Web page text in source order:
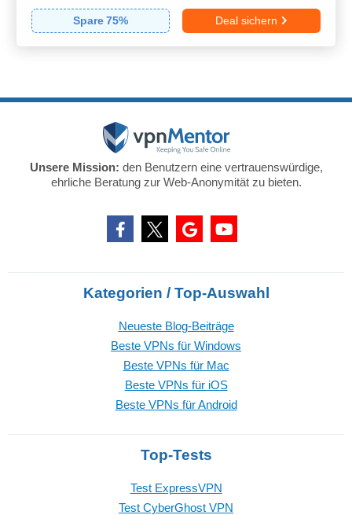
Spare75% Deal sichern
Unsere Mission: den Benutzern eine vertrauenswürdige,
ehrliche Beratung zur Web-Anonymität zu bieten.
Kategorien / Top-Auswahl
Neueste Blog-Beiträge
Beste VPNs für Windows
Beste VPNs für Mac
Beste VPNs für iOS
Beste VPNs für Android
Top-Tests
Test ExpressVPN
Test CyberGhost VPN